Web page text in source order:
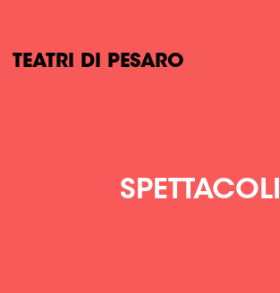
TEATRI DI PESARO
SPETTACOLI